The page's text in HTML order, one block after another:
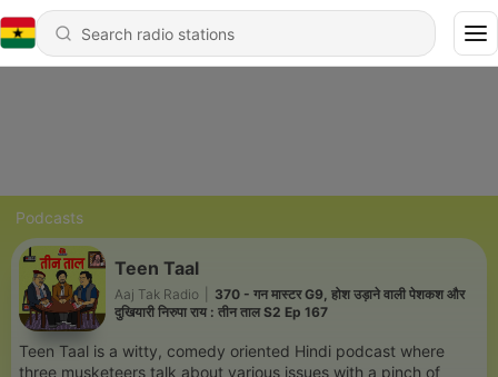
Podcasts
Teen Taal
Aaj Tak Radio
370 - गन मास्टर G9, होश उड़ाने वाली पेशकश और
दुखियारी निरुपा राय : तीन ताल S2 Ep 167
Teen Taal is a witty, comedy oriented Hindi podcast where
three musketeers talk about various issues with a pinch of